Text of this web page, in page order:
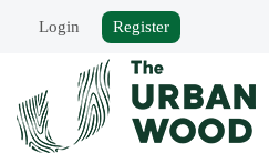
Login Register